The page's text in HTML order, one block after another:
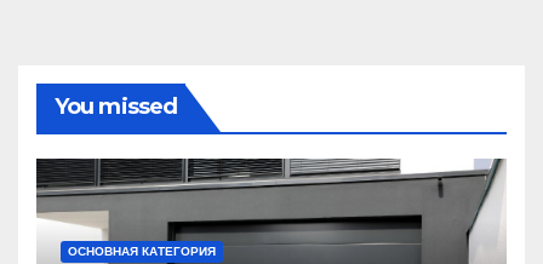
You missed
ОСНОВНАЯ КАТЕГОРИЯ